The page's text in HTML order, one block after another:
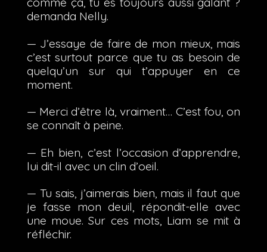
demanda Nelly.
— J’essaye de faire de mon mieux, mais
c’est surtout parce que tu as besoin de
quelqu’un sur qui t’appuyer en ce
moment.
— Merci d’être là, vraiment… C’est fou, on
se connaît à peine.
— Eh bien, c’est l’occasion d’apprendre,
lui dit-il avec un clin d’oeil.
— Tu sais, j’aimerais bien, mais il faut que
je fasse mon deuil, répondit-elle avec
une moue. Sur ces mots, Liam se mit à
réfléchir.